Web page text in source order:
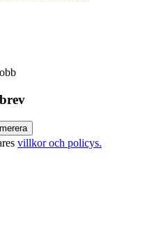
villkor och policys.